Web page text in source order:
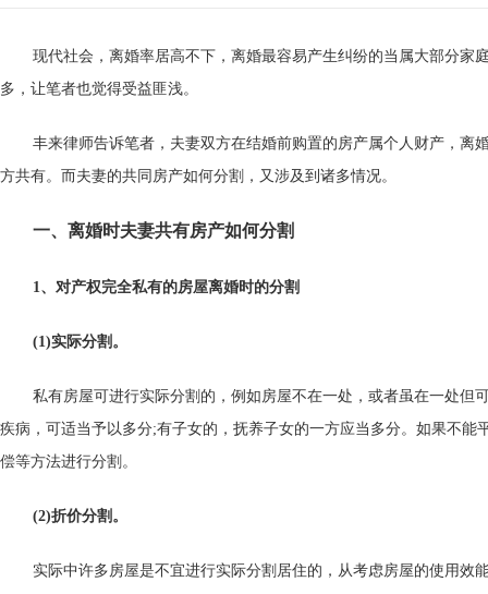
现代社会，离婚率居高不下，离婚最容易产生纠纷的当属大部分
多，让笔者也觉得受益匪浅。
丰来律师告诉笔者，夫妻双方在结婚前购置的房产属个人财产，
方共有。而夫妻的共同房产如何分割，又涉及到诸多情况。
一、离婚时夫妻共有房产如何分割
1、对产权完全私有的房屋离婚时的分割
(1)实际分割。
私有房屋可进行实际分割的，例如房屋不在一处，或者虽在一处
疾病，可适当予以多分;有子女的，抚养子女的一方应当多分。如果不
偿等方法进行分割。
(2)折价分割。
实际中许多房屋是不宜进行实际分割居住的，从考虑房屋的使用